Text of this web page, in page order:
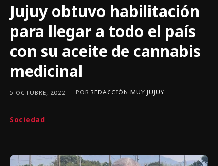
Jujuy obtuvo habilitación
para llegar a todo el país
con su aceite de cannabis
medicinal
5 OCTUBRE, 2022 POR REDACCIÓN MUY JUJUY
Sociedad